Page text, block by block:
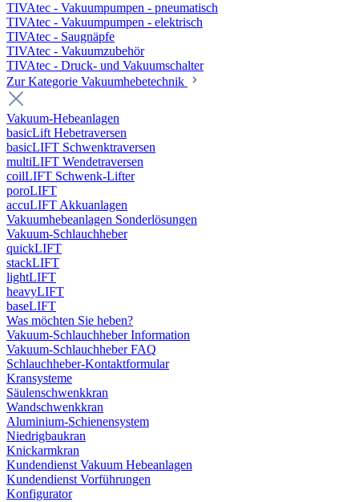
TIVAtec - Vakuumpumpen - pneumatisch
TIVAtec - Vakuumpumpen - elektrisch
TIVAtec - Saugnäpfe
TIVAtec - Vakuumzubehör
TIVAtec - Druck- und Vakuumschalter
Zur Kategorie Vakuumhebetechnik
Vakuum-Hebeanlagen
basicLift Hebetraversen
basicLIFT Schwenktraversen
multiLIFT Wendetraversen
coilLIFT Schwenk-Lifter
poroLIFT
accuLIFT Akkuanlagen
Vakuumhebeanlagen Sonderlösungen
Vakuum-Schlauchheber
quickLIFT
stackLIFT
lightLIFT
heavyLIFT
baseLIFT
Was möchten Sie heben?
Vakuum-Schlauchheber Information
Vakuum-Schlauchheber FAQ
Schlauchheber-Kontaktformular
Kransysteme
Säulenschwenkkran
Wandschwenkkran
Aluminium-Schienensystem
Niedrigbaukran
Knickarmkran
Kundendienst Vakuum Hebeanlagen
Kundendienst Vorführungen
Konfigurator